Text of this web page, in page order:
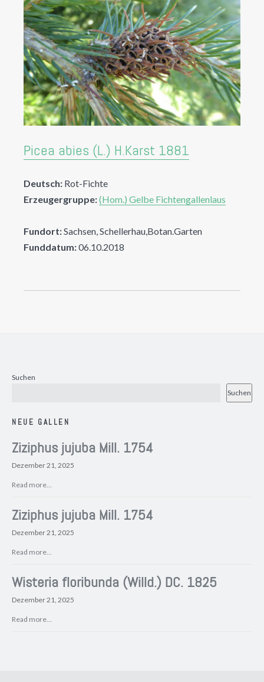
Picea abies (L.) H.Karst 1881
Deutsch: Rot-Fichte
Erzeugergruppe:(Hom.) Gelbe Fichtengallenlaus
Fundort:Sachsen, Schellerhau,Botan.Garten
Funddatum:06.10.2018
Suchen
Suchen
NEUE GALLEN
Ziziphus jujuba Mill. 1754
Dezember 21, 2025
Read more...
Ziziphus jujuba Mill. 1754
Dezember 21, 2025
Read more...
Wisteria floribunda (Willd.) DC. 1825
Dezember 21, 2025
Read more...